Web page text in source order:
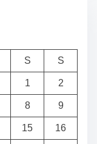
S S
1 2
8 9
15 16